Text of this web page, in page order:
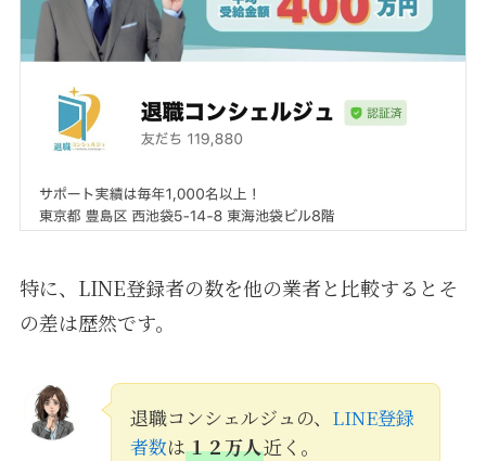
特に、LINE登録者の数を他の業者と比較するとそ
の差は歴然です。
退職コンシェルジュの、 LINE登録
者数は１２万人近く。